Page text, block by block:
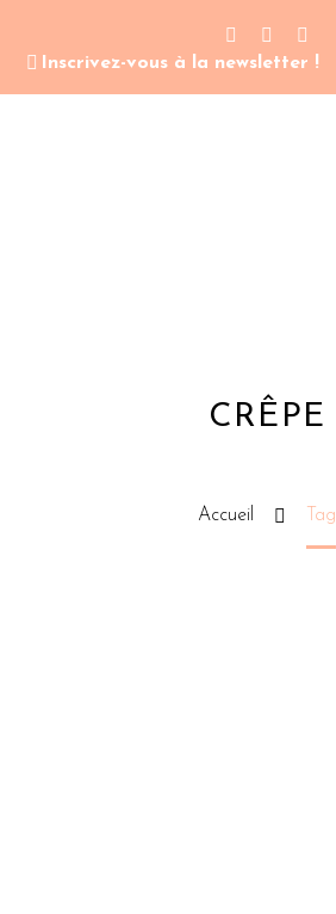
Inscrivez-vous à la newsletter !
CRÊPE
Accueil Tag